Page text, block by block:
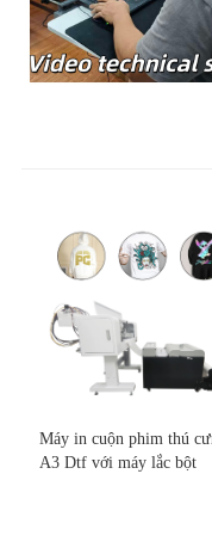
Máy in cuộn phim thú
A3 Dtf với máy lắc bột